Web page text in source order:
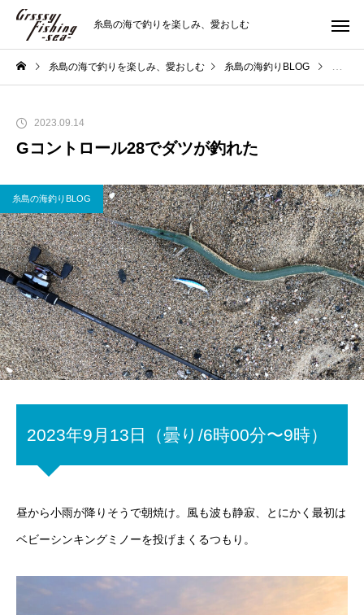
糸島の海で釣りを楽しみ、愛おしむ
糸島の海で釣りを楽しみ、愛おしむ 糸島の海釣りBLOG Gコン
2023.09.14
Gコントロール28でダツが釣れた
糸島の海釣りBLOG
2023年9月13日（曇り/6時00分〜9時）
昼から小雨が降りそうで朝焼け。風も波も静寂、とにかく最初は
ベビーシンキングミノーを投げまくるつもり。